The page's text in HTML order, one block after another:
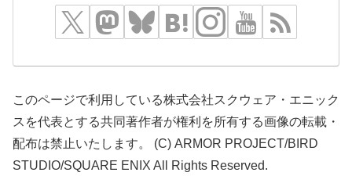
このページで利用している株式会社スクウェア・エニック
スを代表とする共同著作者が権利を所有する画像の転載・
配布は禁止いたします。 (C) ARMOR PROJECT/BIRD
STUDIO/SQUARE ENIX All Rights Reserved.